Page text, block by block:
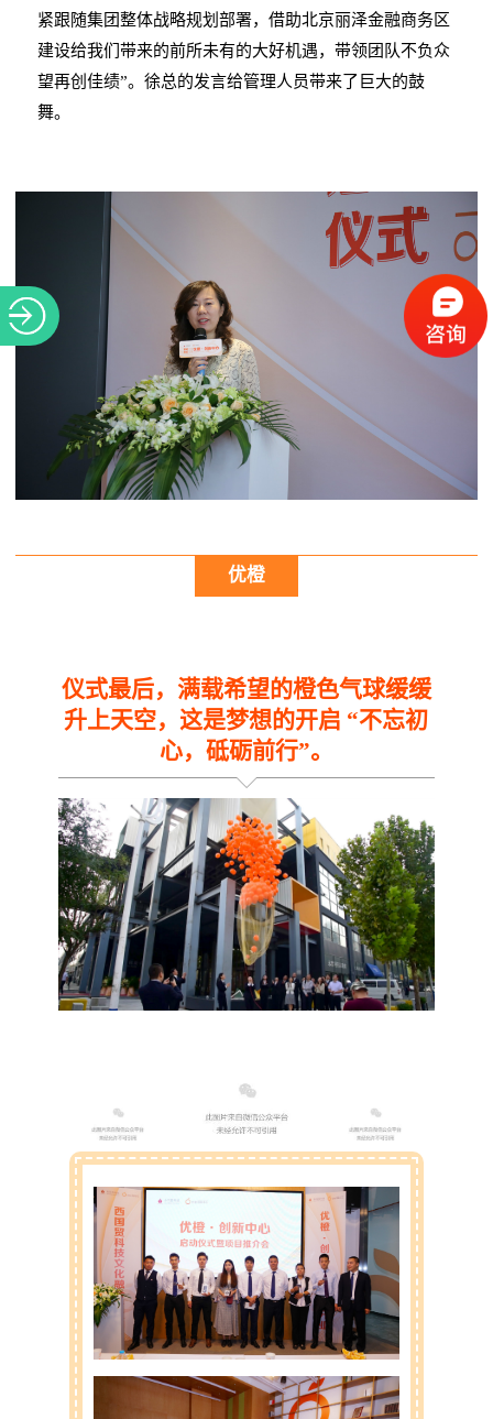
紧跟随集团整体战略规划部署，借助北京丽泽金融商务区
建设给我们带来的前所未有的大好机遇，带领团队不负众
望再创佳绩”。 徐总的发言给管理人员带来了巨大的鼓
舞。
优橙
仪式最后，满载希望的橙色气球缓缓
升上天空，这是梦想的开启 “不忘初
心，砥砺前行”。